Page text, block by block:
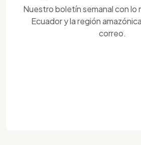
Nuestro boletín semanal con lo
Ecuador y la región
correo.